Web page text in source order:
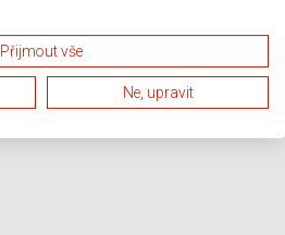
Přijmout vše
Ne, upravit